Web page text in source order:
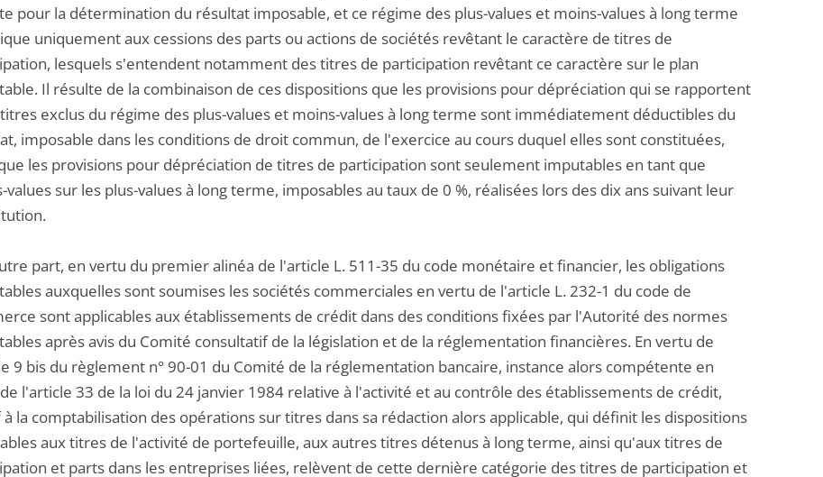
pour la détermination du résultat imposable, et ce régime des plus-values et moins-values à long terme
uniquement aux cessions des parts ou actions de sociétés revêtant le caractère de titres de
lesquels s'entendent notamment des titres de participation revêtant ce caractère sur le plan
Il résulte de la combinaison de ces dispositions que les provisions pour dépréciation qui se rapportent
exclus du régime des plus-values et moins-values à long terme sont immédiatement déductibles du
imposable dans les conditions de droit commun, de l'exercice au cours duquel elles sont constituées,
les provisions pour dépréciation de titres de participation sont seulement imputables en tant que
values sur les plus-values à long terme, imposables au taux de 0 %, réalisées lors des dix ans suivant leur
part, en vertu du premier alinéa de l'article L. 511-35 du code monétaire et financier, les obligations
auxquelles sont soumises les sociétés commerciales en vertu de l'article L. 232-1 du code de
sont applicables aux établissements de crédit dans des conditions fixées par l'Autorité des normes
après avis du Comité consultatif de la législation et de la réglementation financières. En vertu de
9 bis du règlement n° 90-01 du Comité de la réglementation bancaire, instance alors compétente en
l'article 33 de la loi du 24 janvier 1984 relative à l'activité et au contrôle des établissements de crédit,
la comptabilisation des opérations sur titres dans sa rédaction alors applicable, qui définit les dispositions
aux titres de l'activité de portefeuille, aux autres titres détenus à long terme, ainsi qu'aux titres de
et parts dans les entreprises liées, relèvent de cette dernière catégorie des titres de participation et